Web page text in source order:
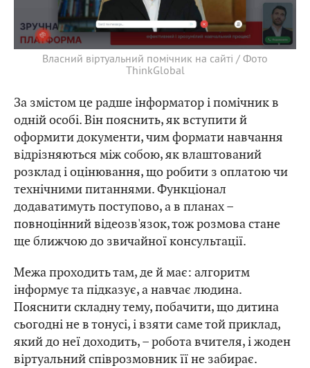
Власний віртуальний помічник на сайті / Фото
ThinkGlobal
За змістом це радше інформатор і помічник в
одній особі. Він пояснить, як вступити й
оформити документи, чим формати навчання
відрізняються між собою, як влаштований
розклад і оцінювання, що робити з оплатою чи
технічними питаннями. Функціонал
додаватимуть поступово, а в планах –
повноцінний відеозв'язок, тож розмова стане
ще ближчою до звичайної консультації.
Межа проходить там, де й має: алгоритм
інформує та підказує, а навчає людина.
Пояснити складну тему, побачити, що дитина
сьогодні не в тонусі, і взяти саме той приклад,
який до неї доходить, – робота вчителя, і жоден
віртуальний співрозмовник її не забирає.